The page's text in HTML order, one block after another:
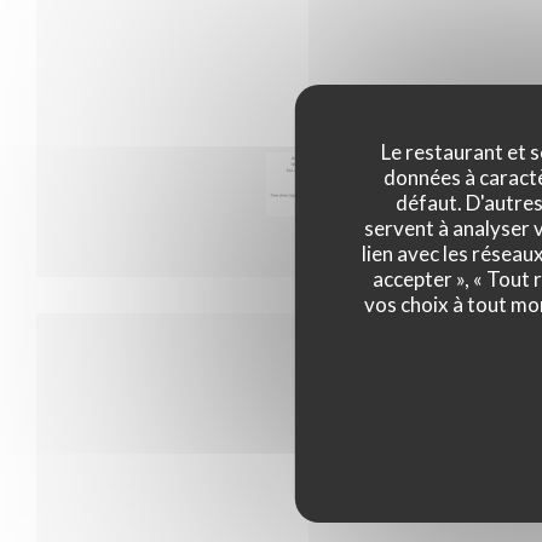
Le restaurant et
données à
défaut.
servent à analyser
lien avec les
accepter », «
vos choix à tout
Menu 35